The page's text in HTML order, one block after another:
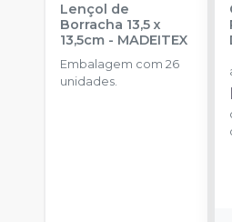
Lençol de
Borracha 13,5 x
13,5cm - MADEITEX
Embalagem com 26
unidades.